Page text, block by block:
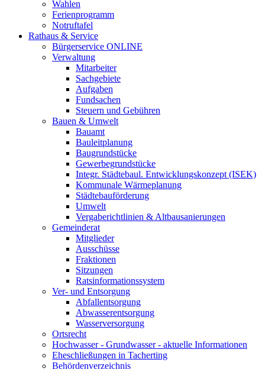
Wahlen
Ferienprogramm
Notruftafel
Rathaus & Service
Bürgerservice ONLINE
Verwaltung
Mitarbeiter
Sachgebiete
Aufgaben
Fundsachen
Steuern und Gebühren
Bauen & Umwelt
Bauamt
Bauleitplanung
Baugrundstücke
Gewerbegrundstücke
Integr. Städtebaul. Entwicklungskonzept (ISEK)
Kommunale Wärmeplanung
Städtebauförderung
Umwelt
Vergaberichtlinien & Altbausanierungen
Gemeinderat
Mitglieder
Ausschüsse
Fraktionen
Sitzungen
Ratsinformationssystem
Ver- und Entsorgung
Abfallentsorgung
Abwasserentsorgung
Wasserversorgung
Ortsrecht
Hochwasser - Grundwasser - aktuelle Informationen
Eheschließungen in Tacherting
Behördenverzeichnis